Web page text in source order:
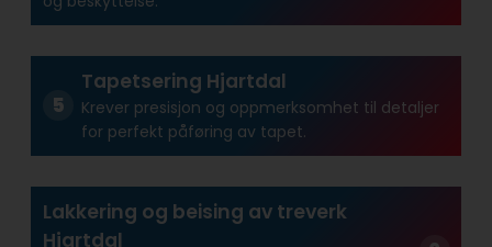
Tapetsering Hjartdal
Krever presisjon og oppmerksomhet til detaljer
for perfekt påføring av tapet.
Lakkering og beising av treverk
Hjartdal